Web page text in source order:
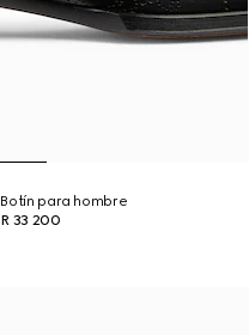
Botín para hombre
R 33 200